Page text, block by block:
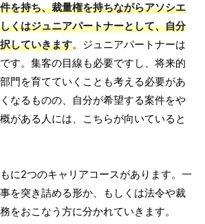
を持ち、裁量権を持ちながらアソシエ
くはジュニアパートナーとして、自分
していきます。ジュニアパートナーは
す。集客の目線も必要ですし、将来的
門を育てていくことも考える必要があ
なるものの、自分が希望する案件をや
がある人には、こちらが向いていると
に2つのキャリアコースがあります。一
を突き詰める形か、もしくは法令や裁
をおこなう方に分かれていきます。